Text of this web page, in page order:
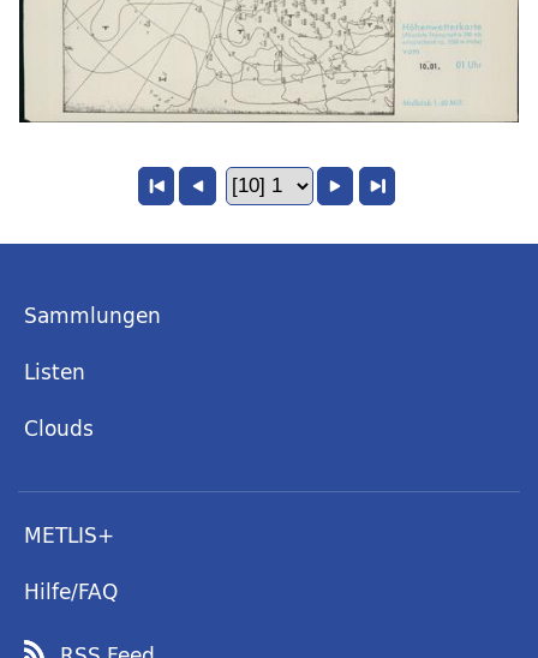
Sammlungen
Listen
Clouds
METLIS+
Hilfe/FAQ